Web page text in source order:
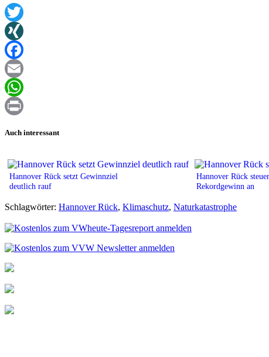
Twitter
XING
Facebook
Email
WhatsApp
Auch interessant
Hannover Rück setzt Gewinnziel
deutlich rauf
Hannover Rück
Rekordgewinn an
Schlagwörter: Hannover Rück, Klimaschutz, Naturkatastrophe